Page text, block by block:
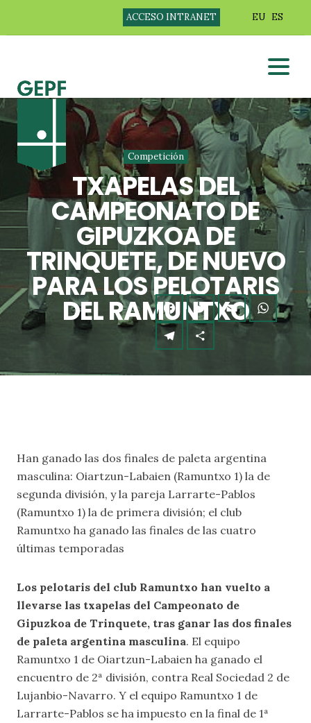
ACCESO INTRANET EU ES
Competición
TXAPELAS DEL
CAMPEONATO DE
GIPUZKOA DE
TRINQUETE, DE NUEVO
PARA LOS PELOTARIS
DEL RAMUNTXO
Han ganado las dos finales de paleta argentina
masculina: Oiartzun-Labaien (Ramuntxo 1) la de
segunda división, y la pareja Larrarte-Pablos
(Ramuntxo 1) la de primera división; el club
Ramuntxo ha ganado las finales de las cuatro
últimas temporadas
Los pelotaris del club Ramuntxo han vuelto a
llevarse las txapelas del Campeonato de
Gipuzkoa de Trinquete, tras ganar las dos finales
de paleta argentina masculina. El equipo
Ramuntxo 1 de Oiartzun-Labaien ha ganado el
encuentro de 2ª división, contra Real Sociedad 2 de
Lujanbio-Navarro. Y el equipo Ramuntxo 1 de
Larrarte-Pablos se ha impuesto en la final de 1ª